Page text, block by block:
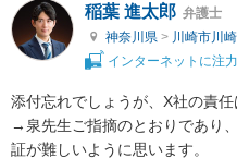
稲葉 進太郎 弁護士
神奈川県 > 川崎市川
インターネットに注
添付忘れでしょうが、X社の責
→泉先生ご指摘のとおりであり
証が難しいように思います。